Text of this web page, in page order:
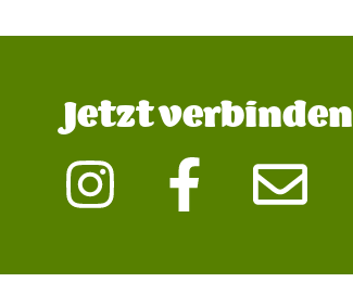
Jetzt verbinden